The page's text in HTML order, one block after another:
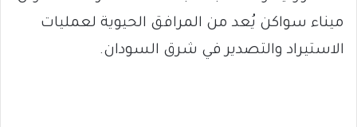
ميناء سواكن يُعد من المرافق الحيوية لعمليات
الاستيراد والتصدير في شرق السودان.